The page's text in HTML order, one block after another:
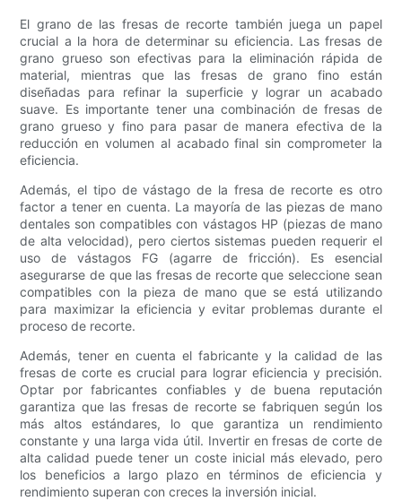
El grano de las fresas de recorte también juega un papel
crucial a la hora de determinar su eficiencia. Las fresas de
grano grueso son efectivas para la eliminación rápida de
material, mientras que las fresas de grano fino están
diseñadas para refinar la superficie y lograr un acabado
suave. Es importante tener una combinación de fresas de
grano grueso y fino para pasar de manera efectiva de la
reducción en volumen al acabado final sin comprometer la
eficiencia.
Además, el tipo de vástago de la fresa de recorte es otro
factor a tener en cuenta. La mayoría de las piezas de mano
dentales son compatibles con vástagos HP (piezas de mano
de alta velocidad), pero ciertos sistemas pueden requerir el
uso de vástagos FG (agarre de fricción). Es esencial
asegurarse de que las fresas de recorte que seleccione sean
compatibles con la pieza de mano que se está utilizando
para maximizar la eficiencia y evitar problemas durante el
proceso de recorte.
Además, tener en cuenta el fabricante y la calidad de las
fresas de corte es crucial para lograr eficiencia y precisión.
Optar por fabricantes confiables y de buena reputación
garantiza que las fresas de recorte se fabriquen según los
más altos estándares, lo que garantiza un rendimiento
constante y una larga vida útil. Invertir en fresas de corte de
alta calidad puede tener un coste inicial más elevado, pero
los beneficios a largo plazo en términos de eficiencia y
rendimiento superan con creces la inversión inicial.